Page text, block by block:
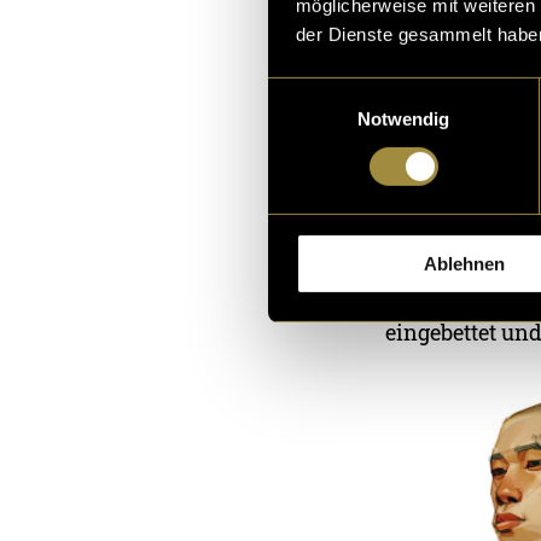
möglicherweise mit
der Dienste gesammelt
Notwendig
Ablehnen
Artstyle-
Früh im
düstere und
an Textur-
vermittelt.
eingebettet